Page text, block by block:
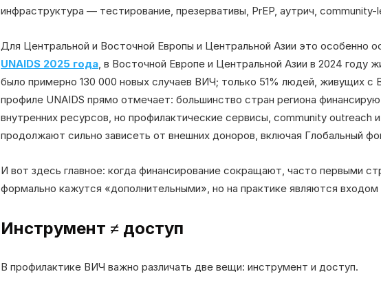
инфраструктура — тестирование, презервативы, PrEP, аутрич,
Для Центральной и Восточной Европы и Центральной Азии это особенно
UNAIDS 2025 года, в Восточной Европе и Центральной Азии в 2024 году
было примерно 130 000 новых случаев ВИЧ; только 51% людей, живущих
профиле UNAIDS прямо отмечает: большинство стран региона
внутренних ресурсов, но профилактические сервисы, community outreach
продолжают сильно зависеть от внешних доноров, включая Глобальный
И вот здесь главное: когда финансирование сокращают, часто первыми
формально кажутся «дополнительными», но на практике являются
Инструмент ≠ доступ
В профилактике ВИЧ важно различать две вещи: инструмент и доступ.